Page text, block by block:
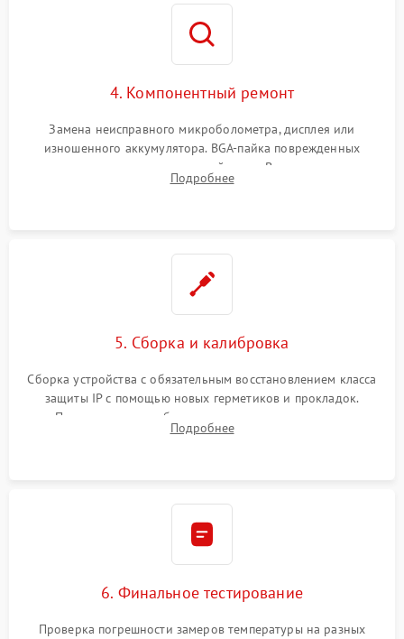
4. Компонентный ремонт
Замена неисправного микроболометра, дисплея или
изношенного аккумулятора. BGA-пайка поврежденных
контроллеров на материнской плате. Восстановление
разъемов и кнопок, замена поврежденных элементов
Подробнее
5. Сборка и калибровка
Сборка устройства с обязательным восстановлением класса
защиты IP с помощью новых герметиков и прокладок.
Программная калибровка матрицы по эталонному
абсолютно черному телу для точного измерения температур.
Подробнее
6. Финальное тестирование
Проверка погрешности замеров температуры на разных